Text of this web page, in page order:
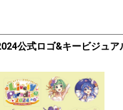
公式ロゴ&キービジュア